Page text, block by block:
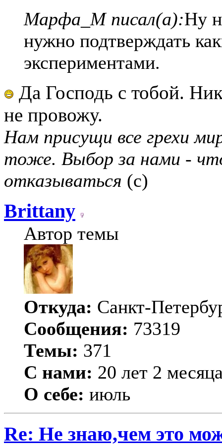
Марфа_М писал(а):Ну
нужно подтверждать
экспериментами.
Да Господь с тобой.
не провожу.
Нам присущи все грехи
тоже. Выбор за нами -
отказываться (с)
Brittany
Автор темы
Откуда: Санкт-
Сообщения: 73319
Темы: 371
С нами: 20 лет 2
О себе: июль
Re: Не знаю,чем это